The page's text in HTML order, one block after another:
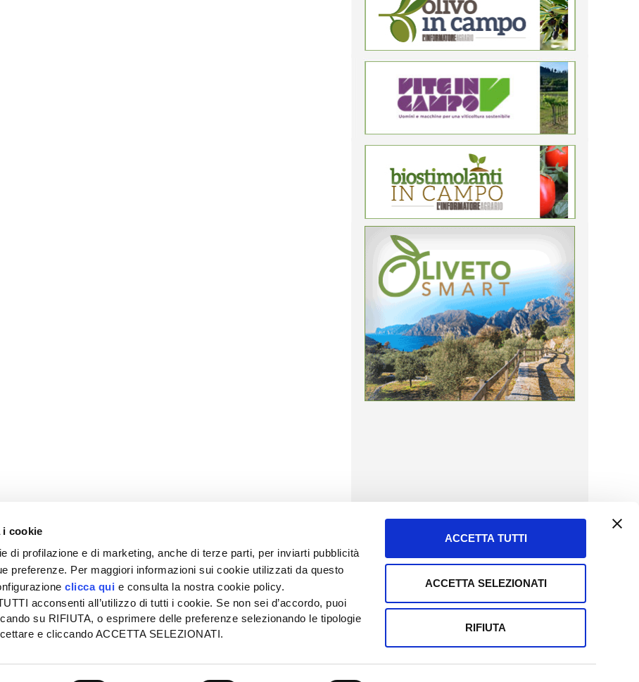
i cookie
di profilazione e di marketing, anche di terze parti, per inviarti pubblicità
preferenze. Per maggiori informazioni sui cookie utilizzati da questo
clicca qui e consulta la nostra cookie policy.
acconsenti all’utilizzo di tutti i cookie. Se non sei d’accordo, puoi
su RIFIUTA, o esprimere delle preferenze selezionando le tipologie
e cliccando ACCETTA SELEZIONATI.
ACCETTA TUTTI
ACCETTA SELEZIONATI
RIFIUTA
SEDE
Tel + 39.045.8057511
info@informatoreagrario.it
PUBBLICITÀ
Tel + 39.045.8057523
pubblicita@informatoreagrario.it
Tel + 39.045.8009480
clienti@informatoreagrario.it